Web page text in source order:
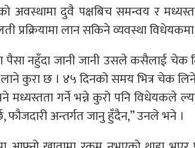
अवस्थामा दुवै पक्षबिच समन्वय र
प्रक्रियामा लान सकिने व्यवस्था
पैसा नहुँदा जानी जानी उसले कसैलाई चेक
कुरा छ । ४५ दिनको समय भित्र चेक
गर्ने भन्ने कुरो पनि विधेयकले
फौजदारी अन्तर्गत जानु हुँदैन,” उनले भने ।